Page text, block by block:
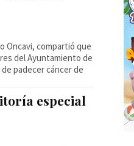
Oncavi, compartió que
del Ayuntamiento de
padecer cáncer de
especial